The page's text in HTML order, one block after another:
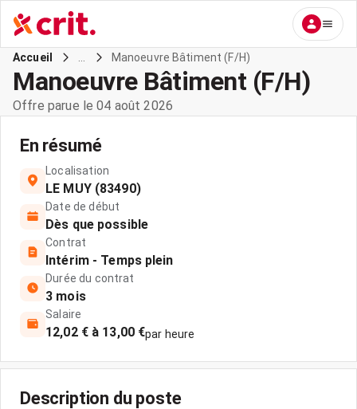
Accueil Manoeuvre Bâtiment (F/H)
Manoeuvre Bâtiment (F/H)
Offre parue le 04 août 2026
En résumé
Localisation
LE MUY (83490)
Date de début
Dès que possible
Contrat
Intérim - Temps plein
Durée du contrat
3 mois
Salaire
12,02 € à 13,00 €par heure
Description du poste